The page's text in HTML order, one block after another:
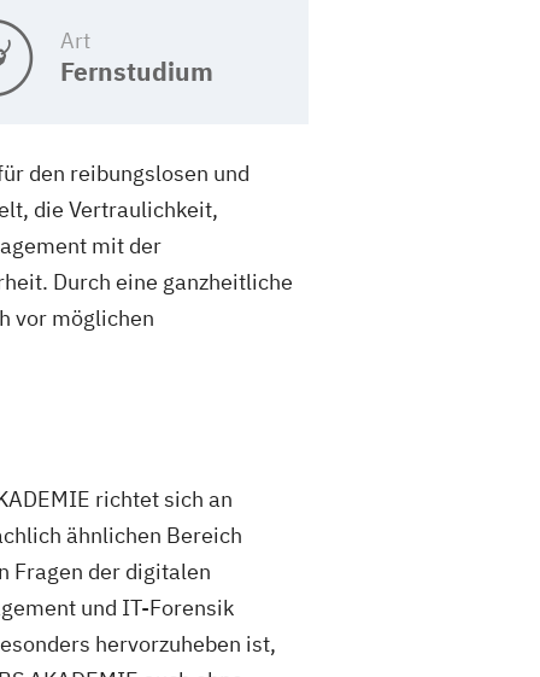
Art
Fernstudium
den reibungslosen und
die Vertraulichkeit,
mit der
Durch eine ganzheitliche
vor möglichen
richtet sich an
ähnlichen Bereich
Fragen der digitalen
und IT-Forensik
hervorzuheben ist,